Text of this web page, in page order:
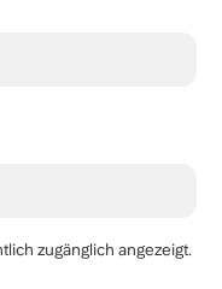
zugänglich angezeigt.